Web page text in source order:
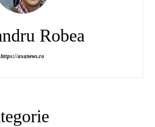
Robea
https://axanews.ro